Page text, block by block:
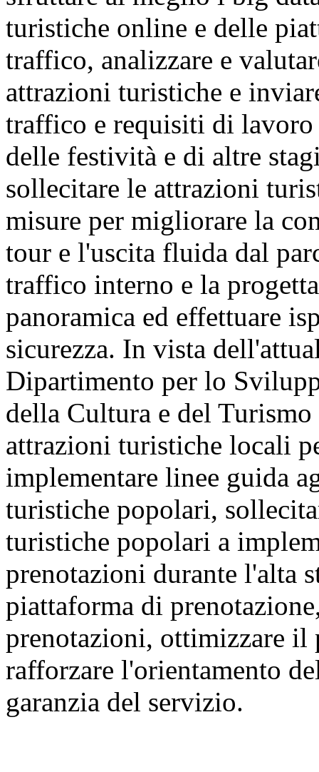
turistiche online e delle
traffico, analizzare e
attrazioni turistiche e
traffico e requisiti di
delle festività e di altre
sollecitare le attrazioni
misure per migliorare la
tour e l'uscita fluida dal
traffico interno e la
panoramica ed effettuare
sicurezza. In vista
Dipartimento per lo
della Cultura e del
attrazioni turistiche locali
implementare linee guida
turistiche popolari,
turistiche popolari a
prenotazioni durante l'alta
piattaforma di
prenotazioni, ottimizzare il
rafforzare l'orientamento
garanzia del servizio.